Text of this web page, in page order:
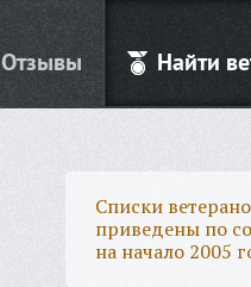
Отзывы Найти
Списки
приведены по
на начало 2005